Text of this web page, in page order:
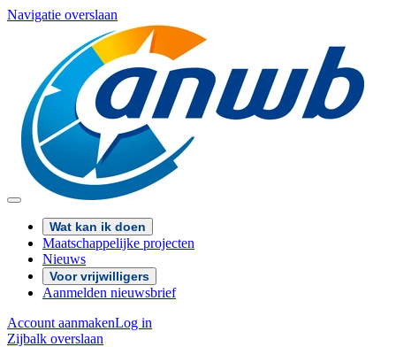
Navigatie overslaan
Wat kan ik doen
Maatschappelijke projecten
Nieuws
Voor vrijwilligers
Aanmelden nieuwsbrief
Account aanmakenLog in
Zijbalk overslaan